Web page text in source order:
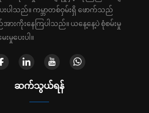
းပါသည်။ ကမ္ဘာတစ်ဝှမ်းရှိ ဖောက်သည်
ားကိုးနေကြပါသည်။ ယနေ့နေ့ပဲ စုံစမ်းမှု
မှုပေးပါ။
ဆက်သွယ်ရန်